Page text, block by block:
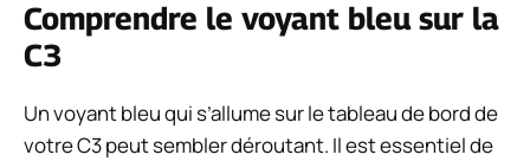
Comprendre le voyant bleu sur la
C3
Un voyant bleu qui s’allume sur le tableau de bord de
votre C3 peut sembler déroutant. Il est essentiel de